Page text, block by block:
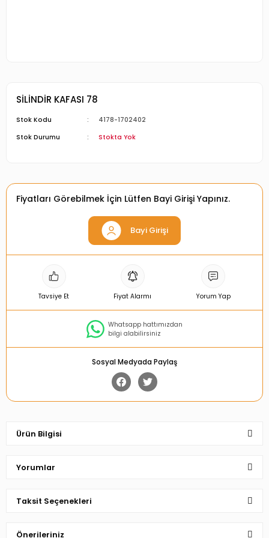
SİLİNDİR KAFASI 78
Stok Kodu
4178-1702402
Stok Durumu
Stokta Yok
Fiyatları Görebilmek İçin Lütfen Bayi Girişi Yapınız.
Bayi Girişi
Tavsiye Et Fiyat Alarmı Yorum Yap
Whatsapp hattımızdan
bilgi alabilirsiniz
Sosyal Medyada Paylaş
Ürün Bilgisi
Yorumlar
Taksit Seçenekleri
Önerileriniz